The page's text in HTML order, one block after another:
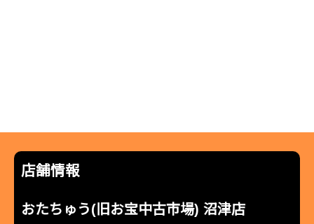
店舗情報
おたちゅう(旧お宝中古市場) 沼津店